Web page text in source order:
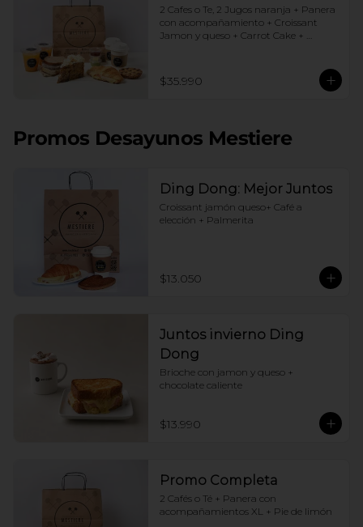
2 Cafes o Te, 2 Jugos naranja + Panera
con acompañamiento + Croissant
Jamon y queso + Carrot Cake +
$35.990
Promos Desayunos Mestiere
Ding Dong: Mejor Juntos
Croissant jamón queso+ Café a
elección + Palmerita
$13.050
Juntos invierno Ding
Dong
Brioche con jamon y queso +
chocolate caliente
$13.990
Promo Completa
2 Cafés o Té + Panera con
acompañamientos XL + Pie de limón